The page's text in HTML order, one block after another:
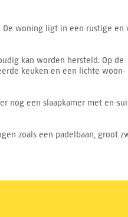
De woning ligt in een rustige en
kan worden hersteld. Op de
keuken en een lichte woon-
nog een slaapkamer met en-
zoals een padelbaan, groot